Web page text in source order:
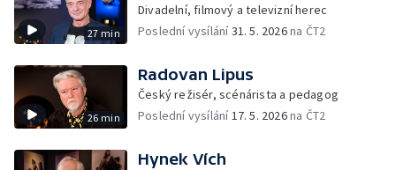
27 min
Divadelní, filmový a televizní herec
Poslední vysílání31. 5. 2026na ČT2
26 min
Radovan Lipus
Český režisér, scénárista a pedagog
Poslední vysílání17. 5. 2026na ČT2
Hynek Vích